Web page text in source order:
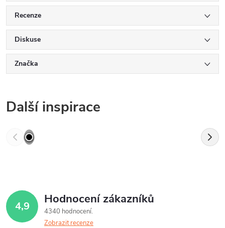
Recenze
Diskuse
Značka
Další inspirace
4,9 Hodnocení zákazníků
4340 hodnocení
Zobrazit recenze